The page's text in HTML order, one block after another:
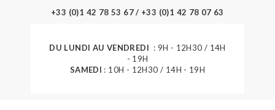
+33 (0)1 42 78 53 67 / +33 (0)1 42 78 07 63
DU LUNDI AU VENDREDI : 9H - 12H30 / 14H
- 19H
SAMEDI : 10H - 12H30 / 14H - 19H